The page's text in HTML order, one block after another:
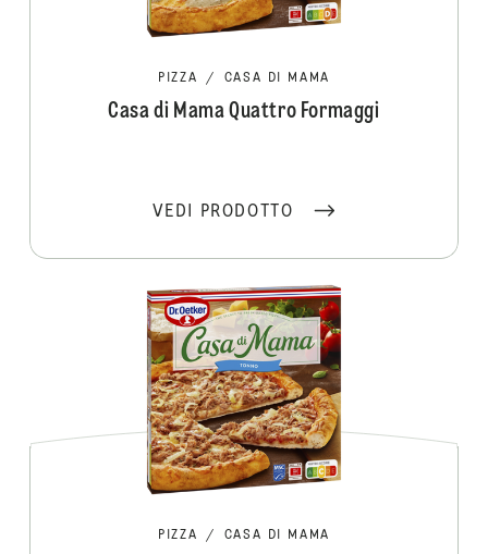
PIZZA / CASA DI MAMA
Casa di Mama Quattro Formaggi
VEDI PRODOTTO
PIZZA / CASA DI MAMA